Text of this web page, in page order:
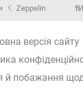
Zeppelin
версія сайту
й побажання